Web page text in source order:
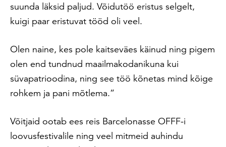
suunda läksid paljud. Võidutöö eristus selgelt,
kuigi paar eristuvat tööd oli veel.
Olen naine, kes pole kaitseväes käinud ning pigem
olen end tundnud maailmakodanikuna kui
süvapatrioodina, ning see töö kõnetas mind kõige
rohkem ja pani mõtlema.”
Võitjaid ootab ees reis Barcelonasse OFFF-i
loovusfestivalile ning veel mitmeid auhindu